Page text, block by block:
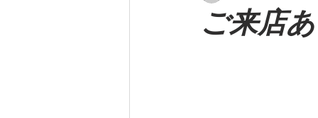
ご来店